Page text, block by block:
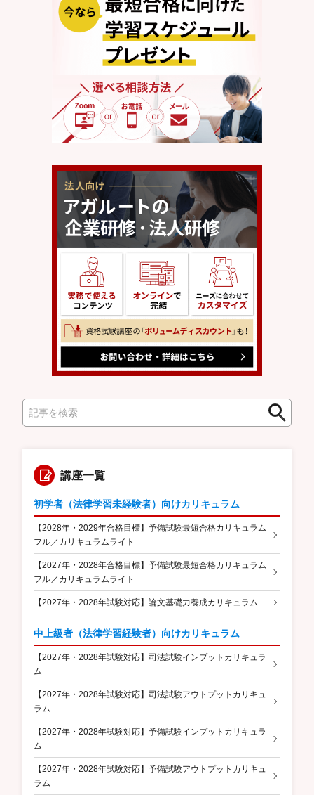
索
検
講座一覧
初学者（法律学習未経験者）向けカリキュラム
【2028年・2029年合格目標】予備試験最短合格カリキュラム
フル／カリキュラムライト
【2027年・2028年合格目標】予備試験最短合格カリキュラム
フル／カリキュラムライト
【2027年・2028年試験対応】論文基礎力養成カリキュラム
中上級者（法律学習経験者）向けカリキュラム
【2027年・2028年試験対応】司法試験インプットカリキュラ
ム
【2027年・2028年試験対応】司法試験アウトプットカリキュ
ラム
【2027年・2028年試験対応】予備試験インプットカリキュラ
ム
【2027年・2028年試験対応】予備試験アウトプットカリキュ
ラム